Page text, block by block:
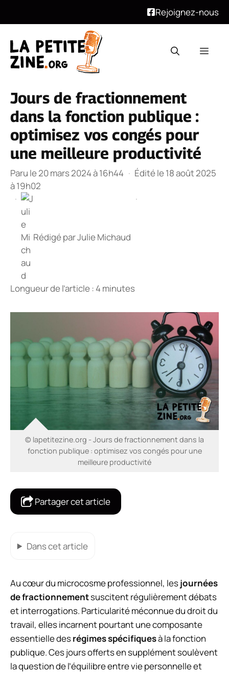
Rejoignez-nous
contenu
Jours de fractionnement
dans la fonction publique :
optimisez vos congés pour
une meilleure productivité
Paru le 20 mars 2024 à 16h44 · Édité le 18 août 2025
à 19h02
·
Rédigé parJulie Michaud
·
Longueur de l’article : 4 minutes
© lapetitezine.org - Jours de fractionnement dans la
fonction publique : optimisez vos congés pour une
meilleure productivité
Partager cet article
Dans cet article
Au cœur du microcosme professionnel, lesjournées
de fractionnementsuscitent régulièrement débats
et interrogations. Particularité méconnue du droit du
travail, elles incarnent pourtant une composante
essentielle desrégimes spécifiquesà la fonction
publique. Ces jours offerts en supplément soulèvent
la question de l’équilibre entre vie personnelle et